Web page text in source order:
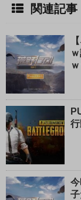
関連記事